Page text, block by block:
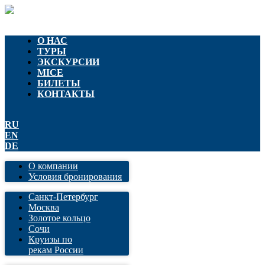
О НАС
ТУРЫ
ЭКСКУРСИИ
MICE
БИЛЕТЫ
КОНТАКТЫ
RU
EN
DE
О компании
Условия бронирования
Санкт-Петербург
Москва
Золотое кольцо
Сочи
Круизы по
рекам России